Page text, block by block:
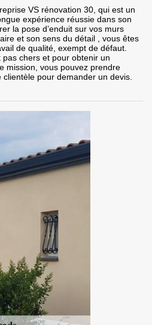
VS rénovation 30, qui est un
expérience réussie dans son
la pose d’enduit sur vos murs
et son sens du détail , vous êtes
de qualité, exempt de défaut.
chers et pour obtenir un
mission, vous pouvez prendre
pour demander un devis.